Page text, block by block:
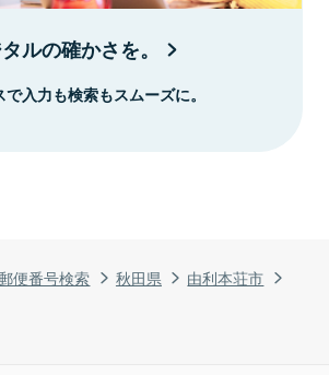
便番号検索 秋田県
由利本荘市
ルの確かさを。
入力も検索もスムーズに。